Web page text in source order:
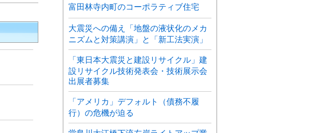
富田林寺内町のコーポラティブ住宅
大震災への備え「地盤の液状化のメカ
ニズムと対策講演」と「新工法実演」
「東日本大震災と建設リサイクル」建
設リサイクル技術発表会・技術展示会
出展者募集
「アメリカ」デフォルト（債務不履
行）の危機が迫る